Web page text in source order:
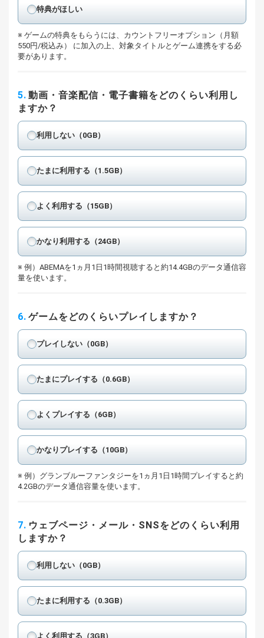
特典がほしい
ゲームの特典をもらうには、カウントフリーオプション（月額
550円/税込み） に加入の上、対象タイトルとゲーム連携をする必
要があります。
5. 動画・音楽配信・電子書籍をどのくらい利用し
ますか？
利用しない（0GB）
たまに利用する（1.5GB）
よく利用する（15GB）
かなり利用する（24GB）
例）ABEMAを1ヵ月1日1時間視聴すると約14.4GBのデータ通信容
量を使います。
6. ゲームをどのくらいプレイしますか？
プレイしない（0GB）
たまにプレイする（0.6GB）
よくプレイする（6GB）
かなりプレイする（10GB）
例）グランブルーファンタジーを1ヵ月1日1時間プレイすると約
4.2GBのデータ通信容量を使います。
7. ウェブページ・メール・SNSをどのくらい利用
しますか？
利用しない（0GB）
たまに利用する（0.3GB）
よく利用する（3GB）